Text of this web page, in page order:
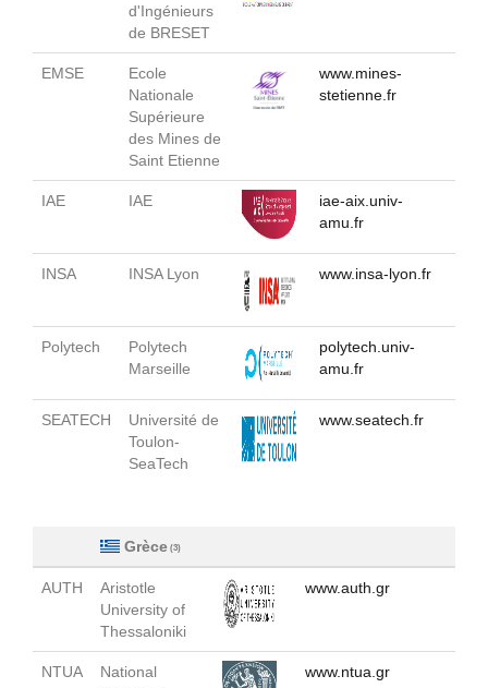
d'Ingénieurs
de BRESET
EMSE
Ecole
Nationale
Supérieure
des Mines de
Saint Etienne
www.mines-
stetienne.fr
IAE IAE
iae-aix.univ-
amu.fr
INSA INSA Lyon www.insa-lyon.fr
Polytech
Polytech
Marseille
polytech.univ-
amu.fr
SEATECH
Université de
Toulon-
SeaTech
www.seatech.fr
Grèce (3)
AUTH
Aristotle
University of
Thessaloniki
www.auth.gr
NTUA
National
www.ntua.gr